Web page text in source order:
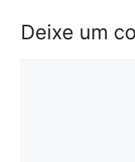
Deixe um